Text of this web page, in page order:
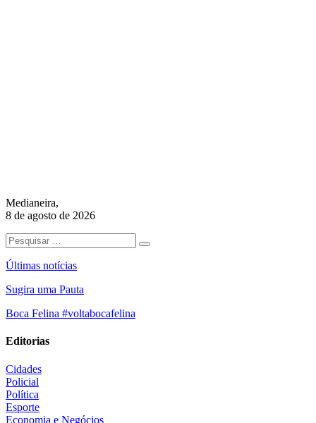
Medianeira,
8 de agosto de 2026
Últimas notícias
Sugira uma Pauta
Boca Felina #voltabocafelina
Editorias
Cidades
Policial
Política
Esporte
Economia e Negócios